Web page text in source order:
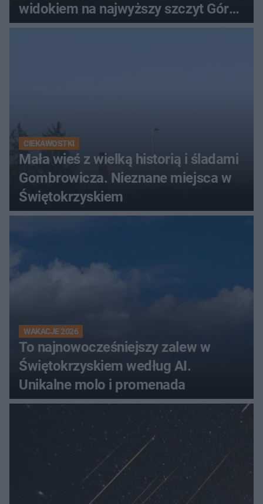
widokiem na najwyższy szczyt Gór
Świętokrzyskich
CIEKAWOSTKI
Mała wieś z wielką historią i śladami
Gombrowicza. Nieznane miejsca w
Świętokrzyskiem
WAKACJE 2026
To najnowocześniejszy zalew w
Świętokrzyskiem według AI.
Unikalne molo i promenada